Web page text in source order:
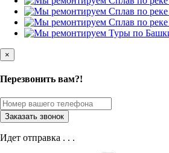
×
Перезвонить вам?!
Идет отправка . . .